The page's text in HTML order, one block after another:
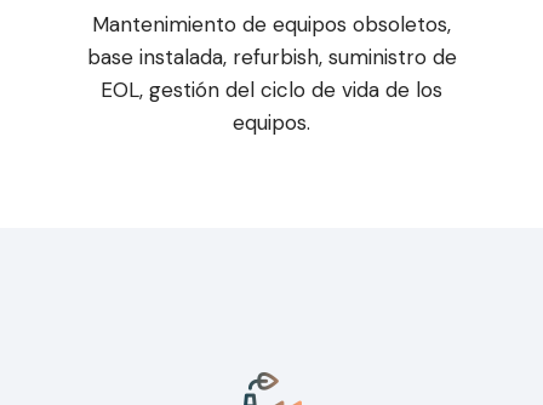
Mantenimiento de equipos obsoletos,
base instalada, refurbish, suministro de
EOL, gestión del ciclo de vida de los
equipos.